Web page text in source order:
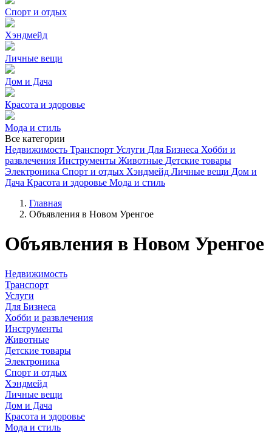
Спорт и отдых
Хэндмейд
Личные вещи
Дом и Дача
Красота и здоровье
Мода и стиль
Все категории
Недвижимость Транспорт Услуги Для Бизнеса Хобби и
развлечения Инструменты Животные Детские товары
Электроника Спорт и отдых Хэндмейд Личные вещи Дом и
Дача Красота и здоровье Мода и стиль
Главная
Объявления в Новом Уренгое
Объявления в Новом Уренгое
Недвижимость
Транспорт
Услуги
Для Бизнеса
Хобби и развлечения
Инструменты
Животные
Детские товары
Электроника
Спорт и отдых
Хэндмейд
Личные вещи
Дом и Дача
Красота и здоровье
Мода и стиль